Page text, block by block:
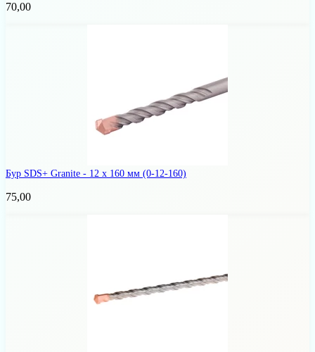
70,00
Бур SDS+ Granite - 12 х 160 мм (0-12-160)
75,00